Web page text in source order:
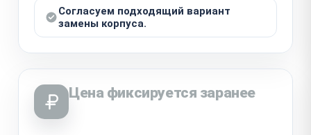
Согласуем подходящий вариант
замены корпуса.
Цена фиксируется заранее